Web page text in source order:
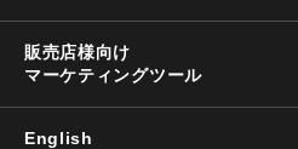
販売店様向け
マーケティングツール
English